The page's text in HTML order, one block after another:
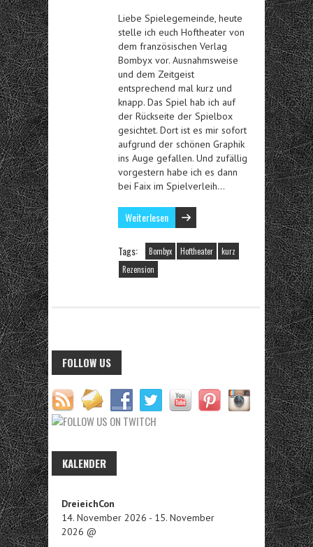
Liebe Spielegemeinde, heute
stelle ich euch Hoftheater von
dem französischen Verlag
Bombyx vor. Ausnahmsweise
und dem Zeitgeist
entsprechend mal kurz und
knapp. Das Spiel hab ich auf
der Rückseite der Spielbox
gesichtet. Dort ist es mir sofort
aufgrund der schönen Graphik
ins Auge gefallen. Und zufällig
vorgestern habe ich es dann
bei Faix im Spielverleih…
Weiterlesen
Tags: Bombyx Hoftheater
kurz
Rezension
FOLLOW US
KALENDER
DreieichCon
14. November 2026 - 15. November
2026 @